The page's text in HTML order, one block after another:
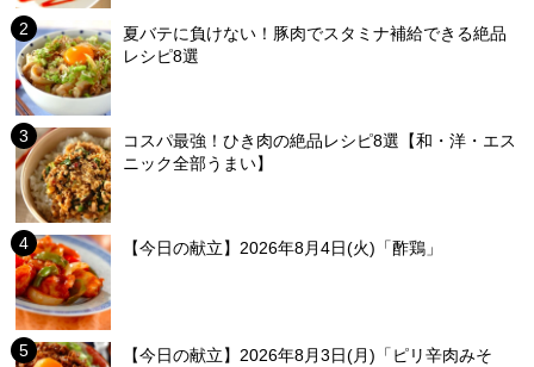
夏バテに負けない！豚肉でスタミナ補給できる絶品
レシピ8選
コスパ最強！ひき肉の絶品レシピ8選【和・洋・エス
ニック全部うまい】
【今日の献立】2026年8月4日(火)「酢鶏」
【今日の献立】2026年8月3日(月)「ピリ辛肉みそ